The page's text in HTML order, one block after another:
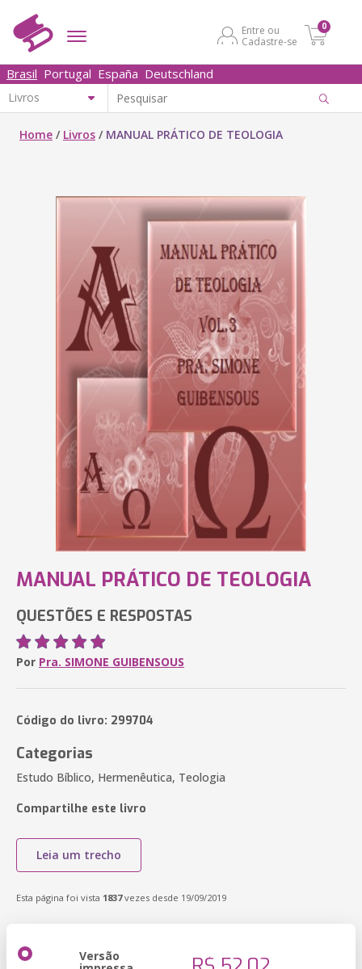
Entre ou
Cadastre-se
0
Brasil Portugal España Deutschland
Home / Livros / MANUAL PRÁTICO DE TEOLOGIA
MANUAL PRÁTICO DE TEOLOGIA
QUESTÕES E RESPOSTAS
Por Pra. SIMONE GUIBENSOUS
Código do livro: 299704
Categorias
Estudo Bíblico, Hermenêutica, Teologia
Compartilhe este livro
Leia um trecho
Esta página foi vista 1837vezes desde 19/09/2019
Versão